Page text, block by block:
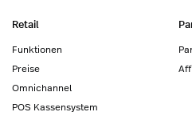
Retail
Funktionen
Preise
Omnichannel
POS Kassensystem